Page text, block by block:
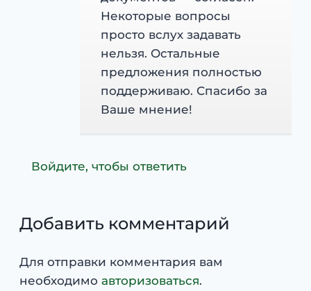
Некоторые вопросы
просто вслух задавать
нельзя. Остальные
предложения полностью
поддерживаю. Спасибо за
Ваше мнение!
Войдите, чтобы ответить
Добавить комментарий
Для отправки комментария вам
необходимо авторизоваться.